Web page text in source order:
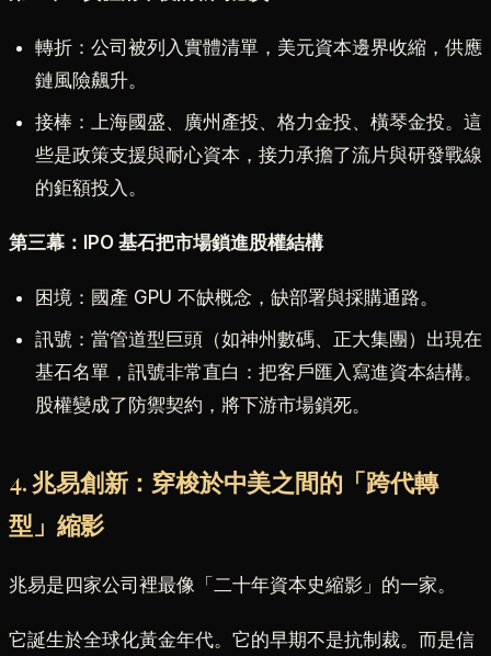
轉折：公司被列入實體清單，美元資本邊界收縮，供應
鏈風險飆升。
接棒：上海國盛、廣州產投、格力金投、橫琴金投。這
些是政策支援與耐心資本，接力承擔了流片與研發戰線
的鉅額投入。
第三幕：IPO 基石把市場鎖進股權結構
困境：國產 GPU 不缺概念，缺部署與採購通路。
訊號：當管道型巨頭（如神州數碼、正大集團）出現在
基石名單，訊號非常直白：把客戶匯入寫進資本結構。
股權變成了防禦契約，將下游市場鎖死。
4. 兆易創新：穿梭於中美之間的「跨代轉
型」縮影
兆易是四家公司裡最像「二十年資本史縮影」的一家。
它誕生於全球化黃金年代。它的早期不是抗制裁。而是信